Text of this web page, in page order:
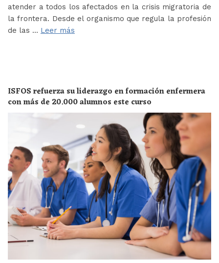
atender a todos los afectados en la crisis migratoria de
la frontera. Desde el organismo que regula la profesión
de las … Leer más
ISFOS refuerza su liderazgo en formación enfermera
con más de 20.000 alumnos este curso